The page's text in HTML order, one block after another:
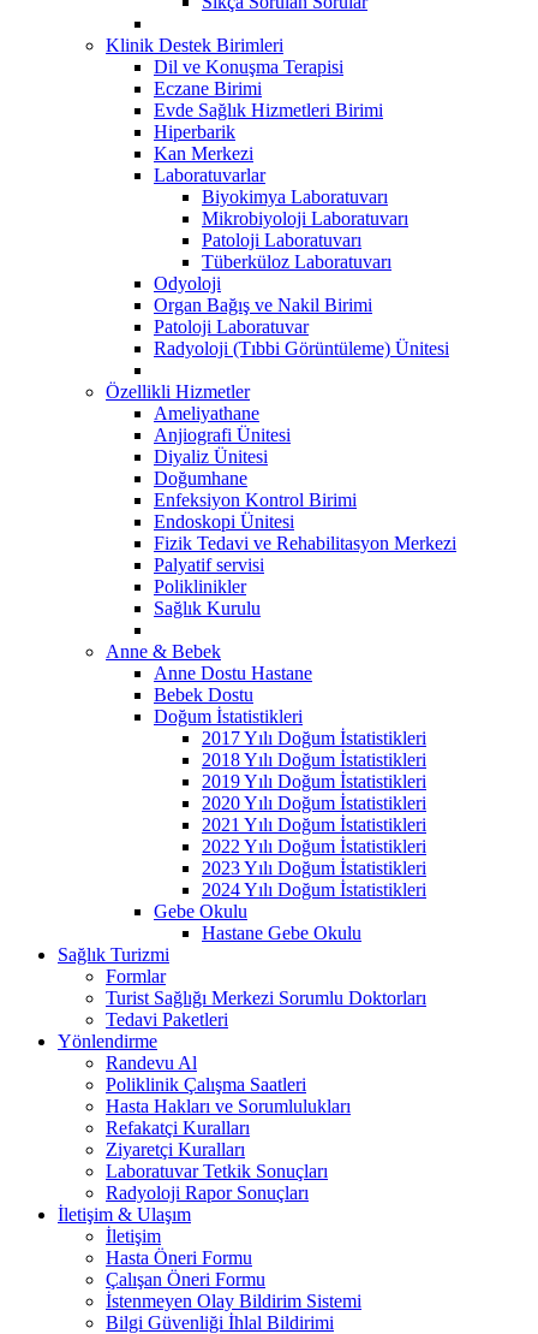
Klinik Destek Birimleri
Dil ve Konuşma Terapisi
Eczane Birimi
Evde Sağlık Hizmetleri Birimi
Hiperbarik
Kan Merkezi
Laboratuvarlar
Biyokimya Laboratuvarı
Mikrobiyoloji Laboratuvarı
Patoloji Laboratuvarı
Tüberküloz Laboratuvarı
Odyoloji
Organ Bağış ve Nakil Birimi
Patoloji Laboratuvar
Radyoloji (Tıbbi Görüntüleme) Ünitesi
Özellikli Hizmetler
Ameliyathane
Anjiografi Ünitesi
Diyaliz Ünitesi
Doğumhane
Enfeksiyon Kontrol Birimi
Endoskopi Ünitesi
Fizik Tedavi ve Rehabilitasyon Merkezi
Palyatif servisi
Poliklinikler
Sağlık Kurulu
Anne & Bebek
Anne Dostu Hastane
Bebek Dostu
Doğum İstatistikleri
2017 Yılı Doğum İstatistikleri
2018 Yılı Doğum İstatistikleri
2019 Yılı Doğum İstatistikleri
2020 Yılı Doğum İstatistikleri
2021 Yılı Doğum İstatistikleri
2022 Yılı Doğum İstatistikleri
2023 Yılı Doğum İstatistikleri
2024 Yılı Doğum İstatistikleri
Gebe Okulu
Hastane Gebe Okulu
Sağlık Turizmi
Formlar
Turist Sağlığı Merkezi Sorumlu Doktorları
Tedavi Paketleri
Yönlendirme
Randevu Al
Poliklinik Çalışma Saatleri
Hasta Hakları ve Sorumlulukları
Refakatçi Kuralları
Ziyaretçi Kuralları
Laboratuvar Tetkik Sonuçları
Radyoloji Rapor Sonuçları
İletişim & Ulaşım
İletişim
Hasta Öneri Formu
Çalışan Öneri Formu
İstenmeyen Olay Bildirim Sistemi
Bilgi Güvenliği İhlal Bildirimi